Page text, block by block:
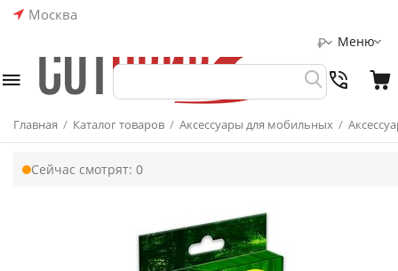
Москва
Меню
₽
Главная / Каталог товаров / Аксессуары для мобильных /
Сейчас смотрят: 0